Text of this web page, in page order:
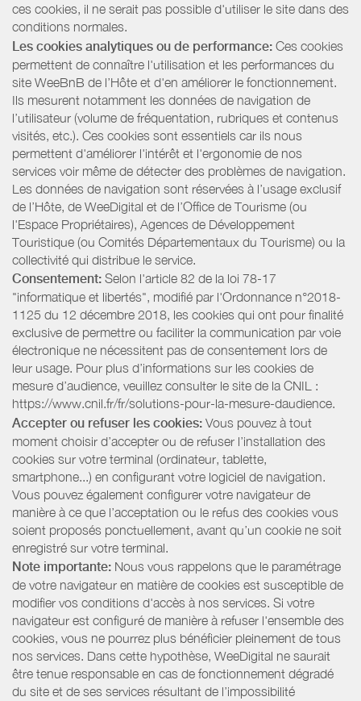
ces cookies, il ne serait pas possible d'utiliser le site dans des
conditions normales.
Les cookies analytiques ou de performance: Ces cookies
permettent de connaître l'utilisation et les performances du
site WeeBnB de l’Hôte et d'en améliorer le fonctionnement.
Ils mesurent notamment les données de navigation de
l’utilisateur (volume de fréquentation, rubriques et contenus
visités, etc.). Ces cookies sont essentiels car ils nous
permettent d'améliorer l'intérêt et l'ergonomie de nos
services voir même de détecter des problèmes de navigation.
Les données de navigation sont réservées à l’usage exclusif
de l’Hôte, de WeeDigital et de l’Office de Tourisme (ou
l'Espace Propriétaires), Agences de Développement
Touristique (ou Comités Départementaux du Tourisme) ou la
collectivité qui distribue le service.
Consentement: Selon l'article 82 de la loi 78-17
"informatique et libertés", modifié par l'Ordonnance n°2018-
1125 du 12 décembre 2018, les cookies qui ont pour finalité
exclusive de permettre ou faciliter la communication par voie
électronique ne nécessitent pas de consentement lors de
leur usage. Pour plus d’informations sur les cookies de
mesure d’audience, veuillez consulter le site de la CNIL :
https://www.cnil.fr/fr/solutions-pour-la-mesure-daudience.
Accepter ou refuser les cookies: Vous pouvez à tout
moment choisir d’accepter ou de refuser l’installation des
cookies sur votre terminal (ordinateur, tablette,
smartphone...) en configurant votre logiciel de navigation.
Vous pouvez également configurer votre navigateur de
manière à ce que l’acceptation ou le refus des cookies vous
soient proposés ponctuellement, avant qu’un cookie ne soit
enregistré sur votre terminal.
Note importante: Nous vous rappelons que le paramétrage
de votre navigateur en matière de cookies est susceptible de
modifier vos conditions d'accès à nos services. Si votre
navigateur est configuré de manière à refuser l'ensemble des
cookies, vous ne pourrez plus bénéficier pleinement de tous
nos services. Dans cette hypothèse, WeeDigital ne saurait
être tenue responsable en cas de fonctionnement dégradé
du site et de ses services résultant de l’impossibilité